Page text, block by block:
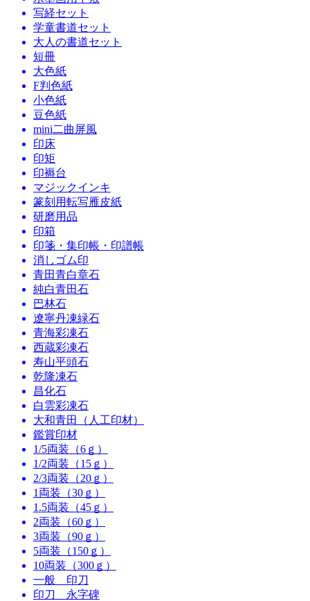
写経セット
学童書道セット
大人の書道セット
短冊
大色紙
F判色紙
小色紙
豆色紙
mini二曲屏風
印床
印矩
印褥台
マジックインキ
篆刻用転写雁皮紙
研磨用品
印箱
印箋・集印帳・印譜帳
消しゴム印
青田青白章石
純白青田石
巴林石
遼寧丹凍緑石
青海彩凍石
西蔵彩凍石
寿山平頭石
乾隆凍石
昌化石
白雲彩凍石
大和青田（人工印材）
鑑賞印材
1/5両装（6ｇ）
1/2両装（15ｇ）
2/3両装（20ｇ）
1両装（30ｇ）
1.5両装（45ｇ）
2両装（60ｇ）
3両装（90ｇ）
5両装（150ｇ）
10両装（300ｇ）
一般 印刀
印刀 永字碑